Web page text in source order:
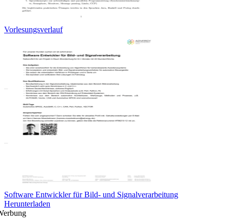
Vorlesungsverlauf
Software Entwickler für Bild- und Signalverarbeitung
Herunterladen